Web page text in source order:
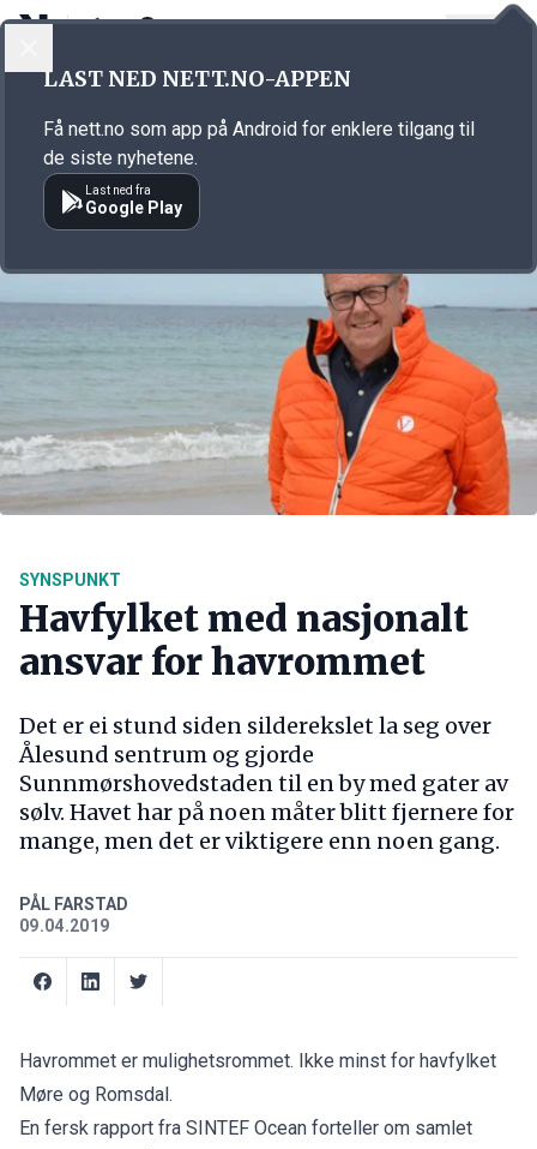
Annonsørinnhold
SYNSPUNKT
Havfylket med nasjonalt
ansvar for havrommet
Det er ei stund siden silderekslet la seg over
Ålesund sentrum og gjorde
Sunnmørshovedstaden til en by med gater av
sølv. Havet har på noen måter blitt fjernere for
mange, men det er viktigere enn noen gang.
PÅL FARSTAD
09.04.2019
Havrommet er mulighetsrommet. Ikke minst for havfylket
Møre og Romsdal.
En fersk rapport fra SINTEF Ocean forteller om samlet
LAST NED NETT.NO-APPEN
Få nett.no som app på Android for enklere tilgang til
de siste nyhetene.
Last ned fra
Google Play